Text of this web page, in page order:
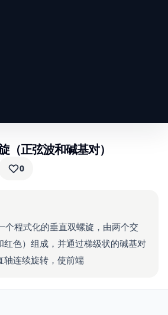
（正弦波和碱基对）
0
个程式化的垂直双螺旋，由两个交
红色）组成，并通过梯级状的碱基对
轴连续旋转，使前端